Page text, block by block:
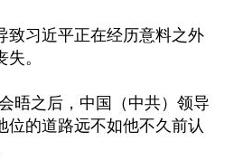
致习近平正在经历意料之外
。
晤之后，中国（中共）领导
位的道路远不如他不久前认